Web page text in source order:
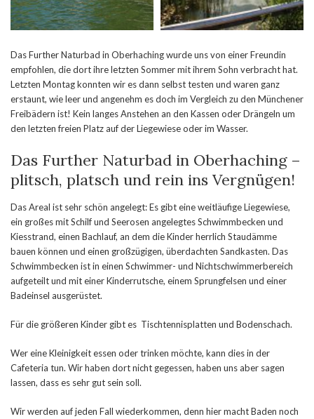
Das Further Naturbad in Oberhaching wurde uns von einer Freundin
empfohlen, die dort ihre letzten Sommer mit ihrem Sohn verbracht hat.
Letzten Montag konnten wir es dann selbst testen und waren ganz
erstaunt, wie leer und angenehm es doch im Vergleich zu den Münchener
Freibädern ist! Kein langes Anstehen an den Kassen oder Drängeln um
den letzten freien Platz auf der Liegewiese oder im Wasser.
Das Further Naturbad in Oberhaching –
plitsch, platsch und rein ins Vergnügen!
Das Areal ist sehr schön angelegt: Es gibt eine weitläufige Liegewiese,
ein großes mit Schilf und Seerosen angelegtes Schwimmbecken und
Kiesstrand, einen Bachlauf, an dem die Kinder herrlich Staudämme
bauen können und einen großzügigen, überdachten Sandkasten. Das
Schwimmbecken ist in einen Schwimmer- und Nichtschwimmerbereich
aufgeteilt und mit einer Kinderrutsche, einem Sprungfelsen und einer
Badeinsel ausgerüstet.
Für die größeren Kinder gibt es Tischtennisplatten und Bodenschach.
Wer eine Kleinigkeit essen oder trinken möchte, kann dies in der
Cafeteria tun. Wir haben dort nicht gegessen, haben uns aber sagen
lassen, dass es sehr gut sein soll.
Wir werden auf jeden Fall wiederkommen, denn hier macht Baden noch